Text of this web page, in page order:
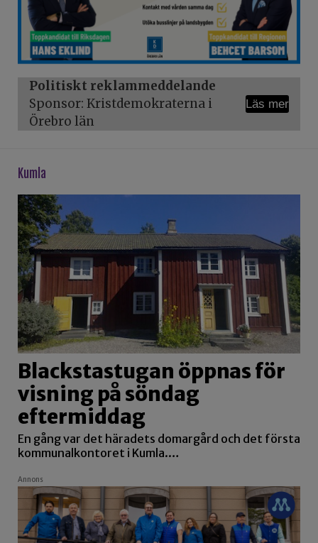
Politiskt reklammeddelande
Sponsor: Kristdemokraterna i
Örebro län
Läs mer
kumla
Blackstastugan öppnas för
visning på söndag
eftermiddag
En gång var det häradets domargård och det första
kommunalkontoret i Kumla.…
Annons